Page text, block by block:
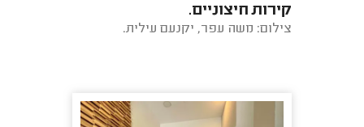
קירות חיצוניים.
צילום: משה עפר, יקנעם עילית.